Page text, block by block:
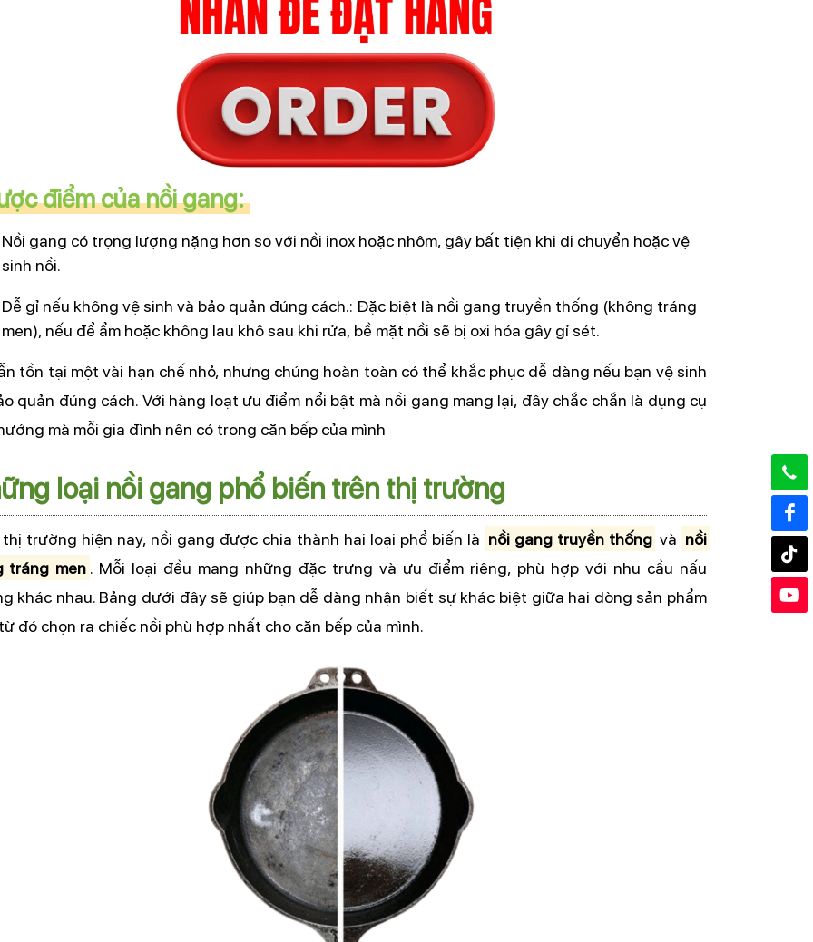
điểm của nồi gang:
Nồi gang có trọng lượng nặng hơn so với nồi inox hoặc nhôm, gây bất tiện khi di chuyển hoặc vệ
sinh nồi.
Dễ gỉ nếu không vệ sinh và bảo quản đúng cách.: Đặc biệt là nồi gang truyền thống (không tráng
men), nếu để ẩm hoặc không lau khô sau khi rửa, bề mặt nồi sẽ bị oxi hóa gây gỉ sét.
tồn tại một vài hạn chế nhỏ, nhưng chúng hoàn toàn có thể khắc phục dễ dàng nếu bạn vệ sinh
quản đúng cách. Với hàng loạt ưu điểm nổi bật mà nồi gang mang lại, đây chắc chắn là dụng cụ
mà mỗi gia đình nên có trong căn bếp của mình
loại nồi gang phổ biến trên thị trường
thị trường hiện nay, nồi gang được chia thành hai loại phổ biến là nồi gang truyền thống và nồi
tráng men . Mỗi loại đều mang những đặc trưng và ưu điểm riêng, phù hợp với nhu cầu nấu
khác nhau. Bảng dưới đây sẽ giúp bạn dễ dàng nhận biết sự khác biệt giữa hai dòng sản phẩm
đó chọn ra chiếc nồi phù hợp nhất cho căn bếp của mình.